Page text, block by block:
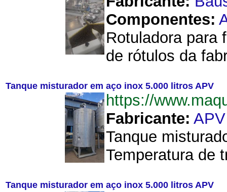
Componentes:
Rotuladora para
de rótulos da
Tanque misturador em aço inox 5.000 litros APV
https://
Fabricante: APV
Tanque
Temperatura de
Tanque misturador em aço inox 5.000 litros APV